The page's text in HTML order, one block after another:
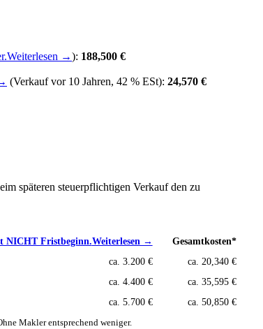
Weiterlesen →): 188,500 €
(Verkauf vor 10 Jahren, 42 % ESt): 24,570 €
späteren steuerpflichtigen Verkauf den zu
NICHT Fristbeginn.Weiterlesen →
Gesamtkosten*
ca. 3.200 €
ca. 20,340 €
ca. 4.400 €
ca. 35,595 €
ca. 5.700 € ca. 50,850 €
Makler entsprechend weniger.